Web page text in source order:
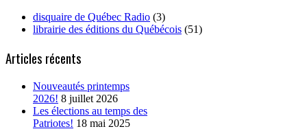
disquaire de Québec Radio (3)
librairie des éditions du Québécois (51)
Articles récents
Nouveautés printemps
2026! 8 juillet 2026
Les élections au temps des
Patriotes! 18 mai 2025